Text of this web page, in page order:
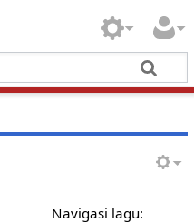
Navigasi lagu: